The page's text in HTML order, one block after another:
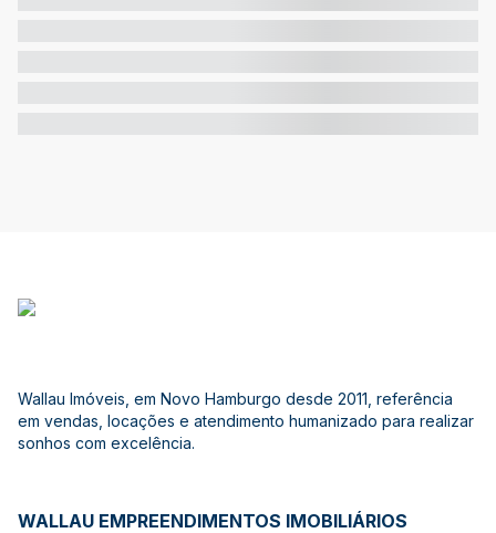
Wallau Imóveis, em Novo Hamburgo desde 2011, referência
em vendas, locações e atendimento humanizado para realizar
sonhos com excelência.
WALLAU EMPREENDIMENTOS IMOBILIÁRIOS